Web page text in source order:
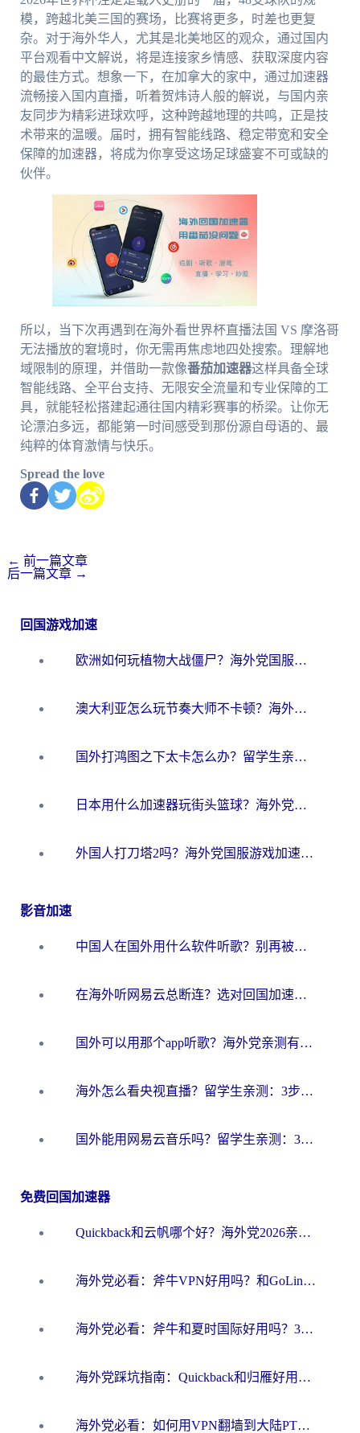
模，跨越北美三国的赛场，比赛将更多，时差也更复
杂。对于海外华人，尤其是北美地区的观众，通过国内
平台观看中文解说，将是连接家乡情感、获取深度内容
的最佳方式。想象一下，在加拿大的家中，通过加速器
流畅接入国内直播，听着贺炜诗人般的解说，与国内亲
友同步为精彩进球欢呼，这种跨越地理的共鸣，正是技
术带来的温暖。届时，拥有智能线路、稳定带宽和安全
保障的加速器，将成为你享受这场足球盛宴不可或缺的
伙伴。
所以，当下次再遇到在海外看世界杯直播法国 VS 摩洛哥
无法播放的窘境时，你无需再焦虑地四处搜索。理解地
域限制的原理，并借助一款像番茄加速器这样具备全球
智能线路、全平台支持、无限安全流量和专业保障的工
具，就能轻松搭建起通往国内精彩赛事的桥梁。让你无
论漂泊多远，都能第一时间感受到那份源自母语的、最
纯粹的体育激情与快乐。
Spread the love
← 前一篇文章
后一篇文章 →
回国游戏加速
欧洲如何玩植物大战僵尸？海外党国服游戏加速避坑指南（附实测对比）
澳大利亚怎么玩节奏大师不卡顿？海外党国服游戏加速终极指南
国外打鸿图之下太卡怎么办？留学生亲测有效的国服游戏加速方案
日本用什么加速器玩街头篮球？海外党国服游戏不卡顿的终极攻略
外国人打刀塔2吗？海外党国服游戏加速避坑全攻略
影音加速
中国人在国外用什么软件听歌？别再被地域限制卡脖子，这篇教你轻松解锁国内音乐库
在海外听网易云总断连？选对回国加速器，告别地区限制和卡顿
国外可以用那个app听歌？海外党亲测有效的回国加速方案，轻松听国内音乐听书
海外怎么看央视直播？留学生亲测：3步解决版权限制+追剧自由
国外能用网易云音乐吗？留学生亲测：3步解决海外听歌难题
免费回国加速器
Quickback和云帆哪个好？海外党2026亲测指南：选对加速器大陆工具，无缝刷国内剧玩国服
海外党必看：斧牛VPN好用吗？和GoLinkVPN对比哪个回国效果更好？
海外党必看：斧牛和夏时国际好用吗？3步选对回国加速器，无缝刷国内资源
海外党踩坑指南：Quickback和归雁好用吗？选对加速器才能无缝刷国内资源
海外党必看：如何用VPN翻墙到大陆PTT？一篇解决你所有回国加速痛点